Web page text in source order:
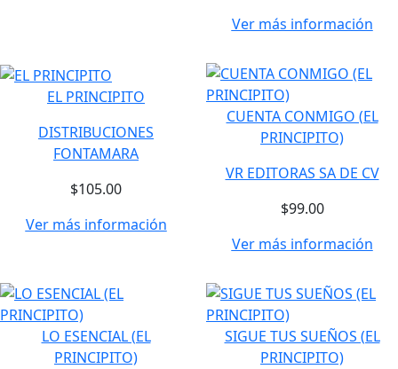
Ver más información
EL PRINCIPITO
DISTRIBUCIONES
FONTAMARA
$105.00
Ver más información
CUENTA CONMIGO (EL
PRINCIPITO)
VR EDITORAS SA DE CV
$99.00
Ver más información
LO ESENCIAL (EL
PRINCIPITO)
SIGUE TUS SUEÑOS (EL
PRINCIPITO)